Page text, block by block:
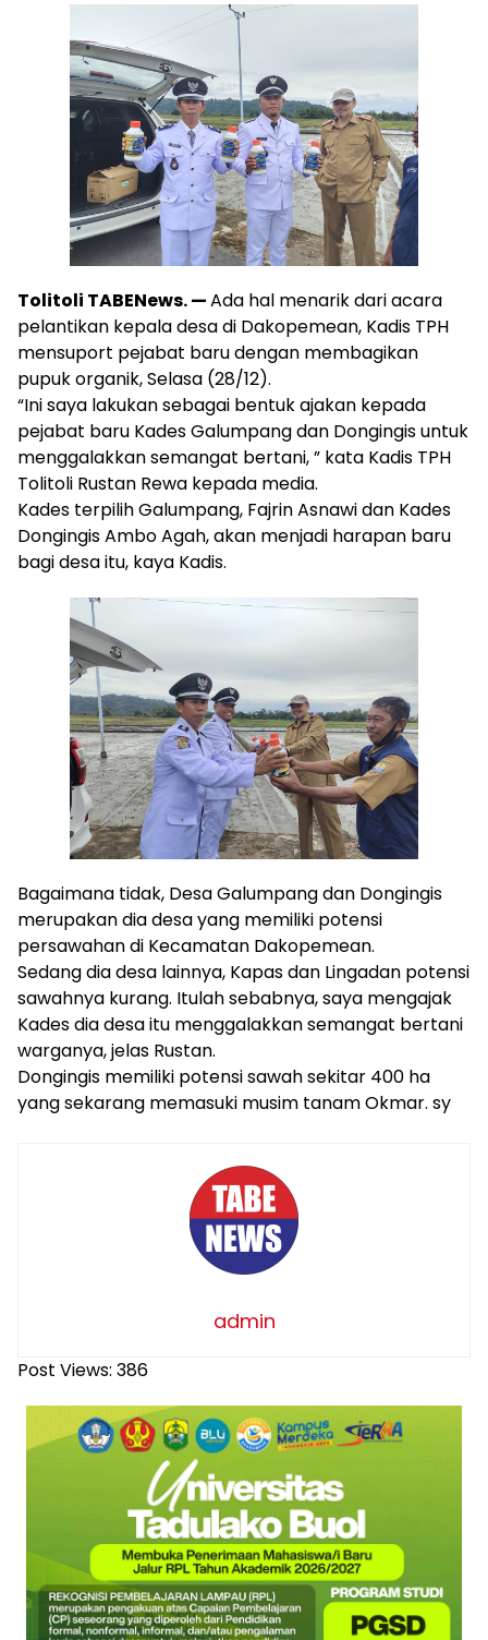
Tolitoli TABENews. —Ada hal menarik dari acara
pelantikan kepala desa di Dakopemean, Kadis TPH
mensuport pejabat baru dengan membagikan
pupuk organik, Selasa (28/12).
“Ini saya lakukan sebagai bentuk ajakan kepada
pejabat baru Kades Galumpang dan Dongingis untuk
menggalakkan semangat bertani, ” kata Kadis TPH
Tolitoli Rustan Rewa kepada media.
Kades terpilih Galumpang, Fajrin Asnawi dan Kades
Dongingis Ambo Agah, akan menjadi harapan baru
bagi desa itu, kaya Kadis.
Bagaimana tidak, Desa Galumpang dan Dongingis
merupakan dia desa yang memiliki potensi
persawahan di Kecamatan Dakopemean.
Sedang dia desa lainnya, Kapas dan Lingadan potensi
sawahnya kurang. Itulah sebabnya, saya mengajak
Kades dia desa itu menggalakkan semangat bertani
warganya, jelas Rustan.
Dongingis memiliki potensi sawah sekitar 400 ha
yang sekarang memasuki musim tanam Okmar. sy
admin
Post Views: 386